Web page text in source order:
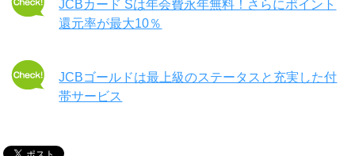
JCBカード Sは年会費永年無料！さらにポイント
還元率が最大10％
JCBゴールドは最上級のステータスと充実した付
帯サービス